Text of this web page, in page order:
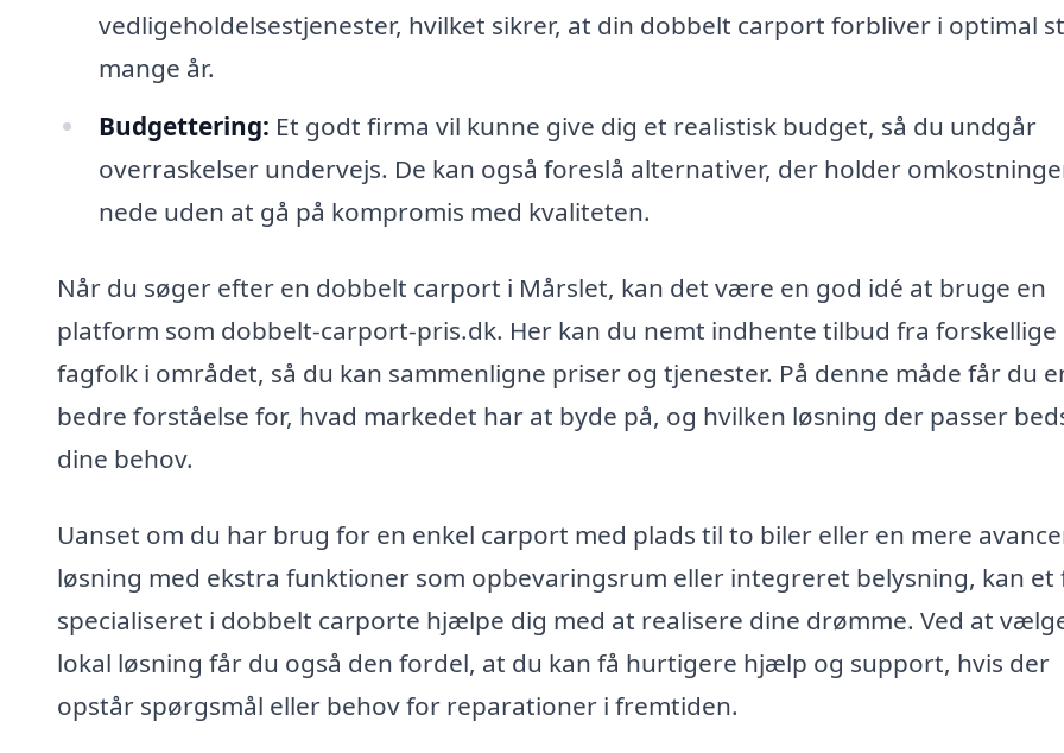
vedligeholdelsestjenester, hvilket sikrer, at din dobbelt carport forbliver i optimal
mange år.
Budgettering: Et godt firma vil kunne give dig et realistisk budget, så du undgår
overraskelser undervejs. De kan også foreslå alternativer, der holder
nede uden at gå på kompromis med kvaliteten.
Når du søger efter en dobbelt carport i Mårslet, kan det være en god idé at bruge en
platform som dobbelt-carport-pris.dk. Her kan du nemt indhente tilbud fra forskellige
fagfolk i området, så du kan sammenligne priser og tjenester. På denne måde får du
bedre forståelse for, hvad markedet har at byde på, og hvilken løsning der passer
dine behov.
Uanset om du har brug for en enkel carport med plads til to biler eller en mere
løsning med ekstra funktioner som opbevaringsrum eller integreret belysning, kan et
specialiseret i dobbelt carporte hjælpe dig med at realisere dine drømme. Ved at
lokal løsning får du også den fordel, at du kan få hurtigere hjælp og support, hvis der
opstår spørgsmål eller behov for reparationer i fremtiden.